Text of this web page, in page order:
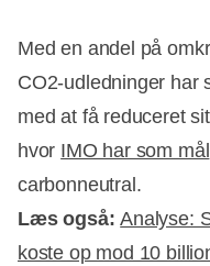
Med en andel på
CO2-udledninger har
med at få reduceret
hvor IMO har som mål
carbonneutral.
Læs også: Analyse:
koste op mod 10